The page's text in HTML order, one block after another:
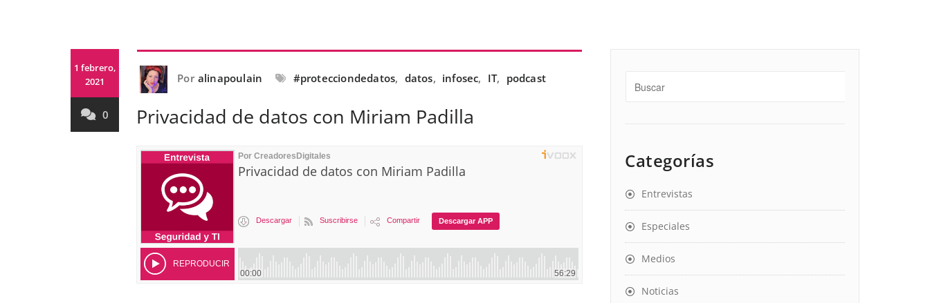
1 febrero,
2021
0
Por alinapoulain #protecciondedatos, datos, infosec, IT, podcast
Privacidad de datos con Miriam Padilla
Categorías
Entrevistas
Especiales
Medios
Noticias